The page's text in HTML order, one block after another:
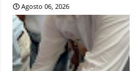
Agosto 06, 2026